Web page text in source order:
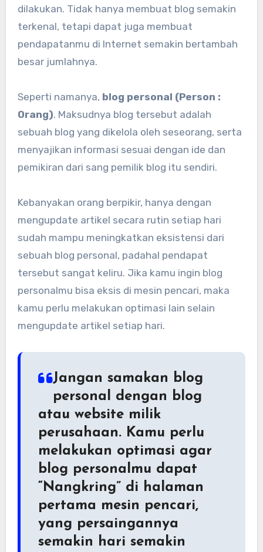
dilakukan. Tidak hanya membuat blog semakin
terkenal, tetapi dapat juga membuat
pendapatanmu di Internet semakin bertambah
besar jumlahnya.
Seperti namanya, blog personal (Person :
Orang). Maksudnya blog tersebut adalah
sebuah blog yang dikelola oleh seseorang, serta
menyajikan informasi sesuai dengan ide dan
pemikiran dari sang pemilik blog itu sendiri.
Kebanyakan orang berpikir, hanya dengan
mengupdate artikel secara rutin setiap hari
sudah mampu meningkatkan eksistensi dari
sebuah blog personal, padahal pendapat
tersebut sangat keliru. Jika kamu ingin blog
personalmu bisa eksis di mesin pencari, maka
kamu perlu melakukan optimasi lain selain
mengupdate artikel setiap hari.
Jangan samakan blog
personal dengan blog
atau website milik
perusahaan. Kamu perlu
melakukan optimasi agar
blog personalmu dapat
“Nangkring” di halaman
pertama mesin pencari,
yang persaingannya
semakin hari semakin